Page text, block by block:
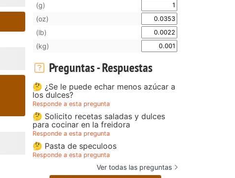
(g)
(oz)
(lb)
(kg)
Preguntas - Respuestas
🤔 ¿Se le puede echar menos azúcar a
los dulces?
Responde a esta pregunta
🤔 Solicito recetas saladas y dulces
para cocinar en la freidora
Responde a esta pregunta
🤔 Pasta de speculoos
Responde a esta pregunta
Ver todas las preguntas